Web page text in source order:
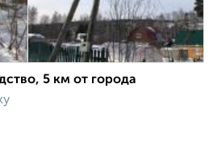
5 км от города